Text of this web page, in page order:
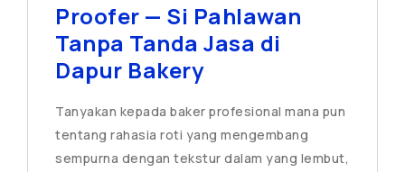
Proofer — Si Pahlawan
Tanpa Tanda Jasa di
Dapur Bakery
Tanyakan kepada baker profesional mana pun
tentang rahasia roti yang mengembang
sempurna dengan tekstur dalam yang lembut,